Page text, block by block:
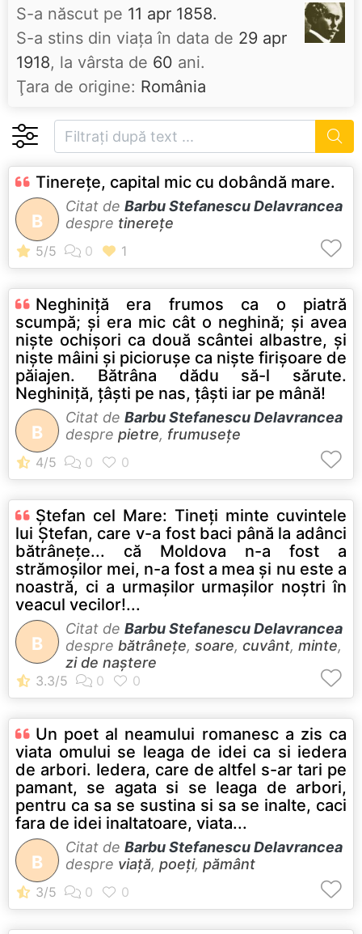
S-a născut pe 11 apr 1858.
S-a stins din viaţa în data de 29 apr
1918, la vârsta de 60 ani.
Ţara de origine: România
Tinereţe, capital mic cu dobândă mare.
B
Citat de Barbu Stefanescu Delavrancea
despre tinerețe
Neghiniţă era frumos ca o piatră
scumpă; şi era mic cât o neghină; şi avea
nişte ochişori ca două scântei albastre, şi
nişte mâini şi picioruşe ca nişte firişoare de
păiajen. Bătrâna dădu să-l sărute.
Neghiniţă, ţâşti pe nas, ţâşti iar pe mână!
B
Citat de Barbu Stefanescu Delavrancea
despre pietre, frumusețe
Ştefan cel Mare: Tineţi minte cuvintele
lui Ştefan, care v-a fost baci până la adânci
bătrâneţe... că Moldova n-a fost a
strămoşilor mei, n-a fost a mea şi nu este a
noastră, ci a urmaşilor urmaşilor noştri în
veacul vecilor!...
B
Citat de Barbu Stefanescu Delavrancea
despre bătrânețe, soare, cuvânt, minte,
zi de naștere
Un poet al neamului romanesc a zis ca
viata omului se leaga de idei ca si iedera
de arbori. Iedera, care de altfel s-ar tari pe
pamant, se agata si se leaga de arbori,
pentru ca sa se sustina si sa se inalte, caci
fara de idei inaltatoare, viata...
B
Citat de Barbu Stefanescu Delavrancea
despre viață, poeți, pământ